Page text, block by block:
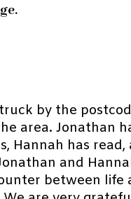
by the
area. Jonathan
Hannah has read,
and
between life